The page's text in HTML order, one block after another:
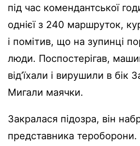
під час комендантської
однієї з 240 маршруток,
і помітив, що на зупинці
люди. Поспостерігав,
від’їхали і вирушили в бік
Мигали маячки.
Закралася підозра, він
представника